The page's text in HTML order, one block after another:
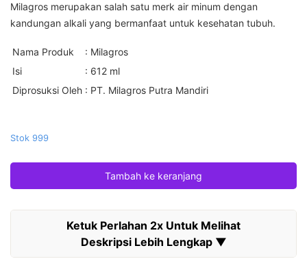
Milagros merupakan salah satu merk air minum dengan
kandungan alkali yang bermanfaat untuk kesehatan tubuh.
Nama Produk
: Milagros
Isi
: 612 ml
Diprosuksi Oleh : PT. Milagros Putra Mandiri
Stok 999
Tambah ke keranjang